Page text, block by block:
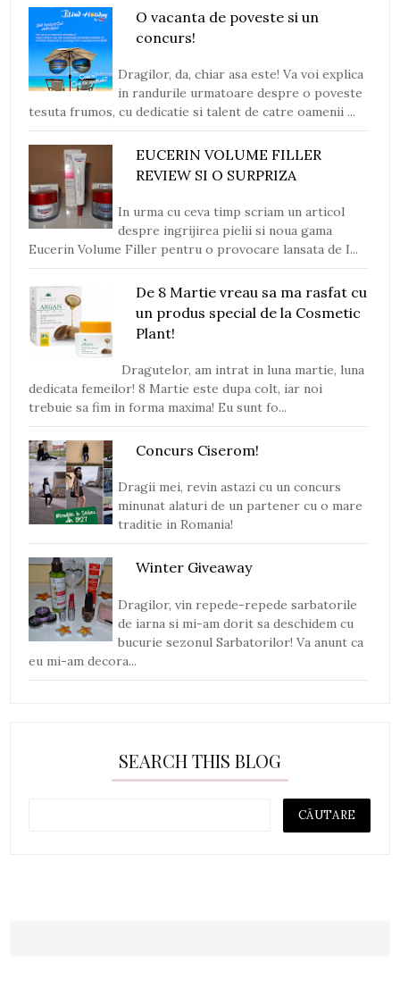
O vacanta de poveste si un
concurs!
Dragilor, da, chiar asa este! Va voi explica
in randurile urmatoare despre o poveste
tesuta frumos, cu dedicatie si talent de catre oamenii ...
EUCERIN VOLUME FILLER
REVIEW SI O SURPRIZA
In urma cu ceva timp scriam un articol
despre ingrijirea pielii si noua gama
Eucerin Volume Filler pentru o provocare lansata de I...
De 8 Martie vreau sa ma rasfat cu
un produs special de la Cosmetic
Plant!
Dragutelor, am intrat in luna martie, luna
dedicata femeilor! 8 Martie este dupa colt, iar noi
trebuie sa fim in forma maxima! Eu sunt fo...
Concurs Ciserom!
Dragii mei, revin astazi cu un concurs
minunat alaturi de un partener cu o mare
traditie in Romania!
Winter Giveaway
Dragilor, vin repede-repede sarbatorile
de iarna si mi-am dorit sa deschidem cu
bucurie sezonul Sarbatorilor! Va anunt ca
eu mi-am decora...
SEARCH THIS BLOG